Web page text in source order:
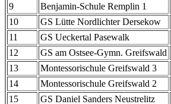
9
Benjamin-Schule Remplin 1
10
GS Lütte Nordlichter Dersekow
11
GS Ueckertal Pasewalk
12
GS am Ostsee-Gymn. Greifswald
13
Montessorischule Greifswald 3
14
Montessorischule Greifswald 2
15
GS Daniel Sanders Neustrelitz